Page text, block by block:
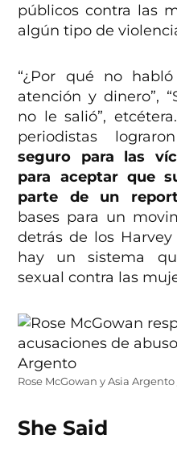
públicos contra las
algún tipo de
“¿Por qué no habló
atención y dinero”,
no le salió”,
periodistas
seguro para las
para aceptar que
parte de un
bases para un
detrás de los
hay un sistema
sexual contra las
Rose McGowan y Asia
She Said